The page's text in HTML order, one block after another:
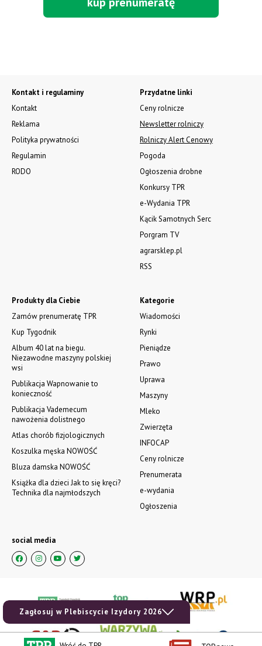
Agregaty talerzowe z hydropackiem i brony
talerzowe kompaktowe. Agregaty 2,5-13900zł, 2,7m-14500zł,
3,0m-15000zł. Brony 2,5m-13500zł, 2,7m-14000zł,
3,0m-14800zł. Tel. 500 800 106, www.agrieko.pl
WSZYSTKIE OGŁOSZENIA
kup prenumeratę
Zagłosuj w Plebiscycie Izydory 2026